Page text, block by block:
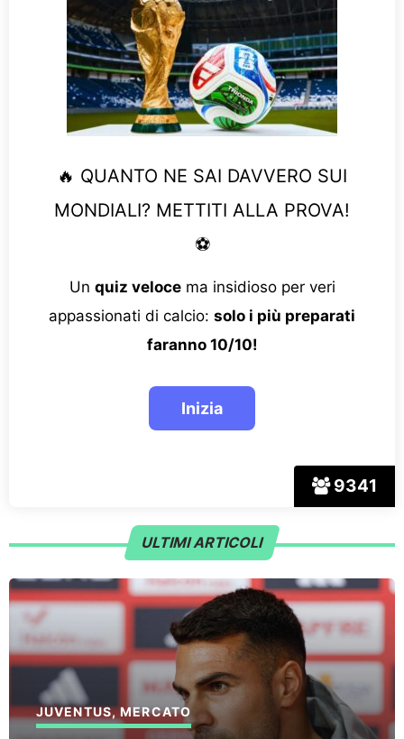
9341
🔥 QUANTO NE SAI DAVVERO SUI
MONDIALI? METTITI ALLA PROVA!
⚽
Un quiz velocema insidioso per veri
appassionati di calcio: solo i più preparati
faranno 10/10!
ULTIMI ARTICOLI
JUVENTUS,MERCATO